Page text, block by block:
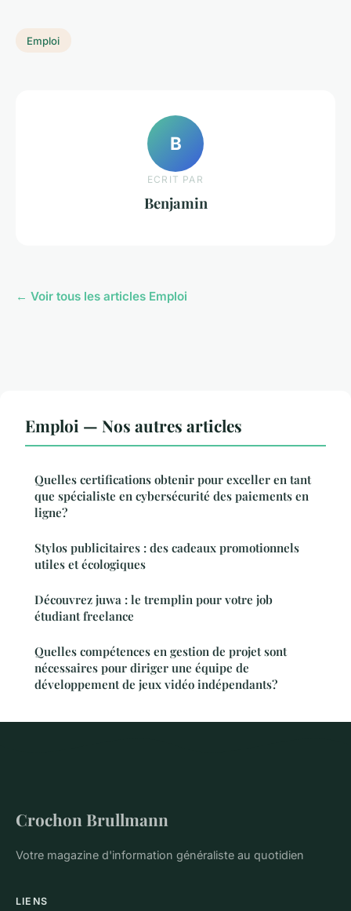
Emploi
B
ECRIT PAR
Benjamin
← Voir tous les articles Emploi
Emploi — Nos autres articles
Quelles certifications obtenir pour exceller en tant
que spécialiste en cybersécurité des paiements en
ligne?
Stylos publicitaires : des cadeaux promotionnels
utiles et écologiques
Découvrez juwa : le tremplin pour votre job
étudiant freelance
Quelles compétences en gestion de projet sont
nécessaires pour diriger une équipe de
développement de jeux vidéo indépendants?
Crochon Brullmann
Votre magazine d'information généraliste au quotidien
LIENS